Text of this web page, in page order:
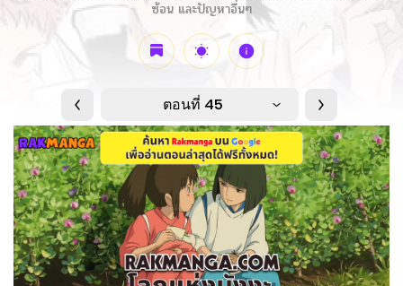
ซ้อน และปัญหาอื่นๆ
ตอนที่ 45